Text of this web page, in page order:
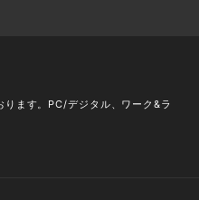
ます。PC/デジタル、ワーク&ラ